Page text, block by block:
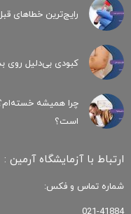
رایج‌ترین خطاهای
کبودی‌ بی‌دلیل روی
چرا همیشه
است؟
ارتباط با آزمایشگاه آرمین :
شماره تماس و فکس: